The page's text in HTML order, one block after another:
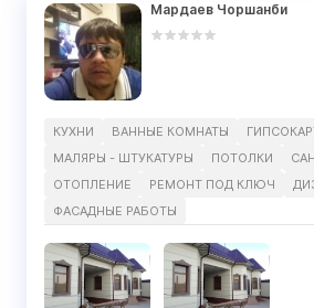
Мардаев Чоршанби
КУХНИ ВАННЫЕ КОМНАТЫ
МАЛЯРЫ - ШТУКАТУРЫ
ПОТОЛКИ
ОТОПЛЕНИЕ
РЕМОНТ ПОД КЛЮЧ
ФАСАДНЫЕ РАБОТЫ